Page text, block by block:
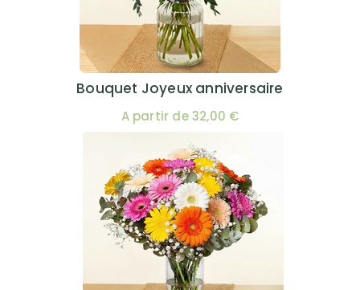
Bouquet Joyeux anniversaire
A partir de 32,00 €